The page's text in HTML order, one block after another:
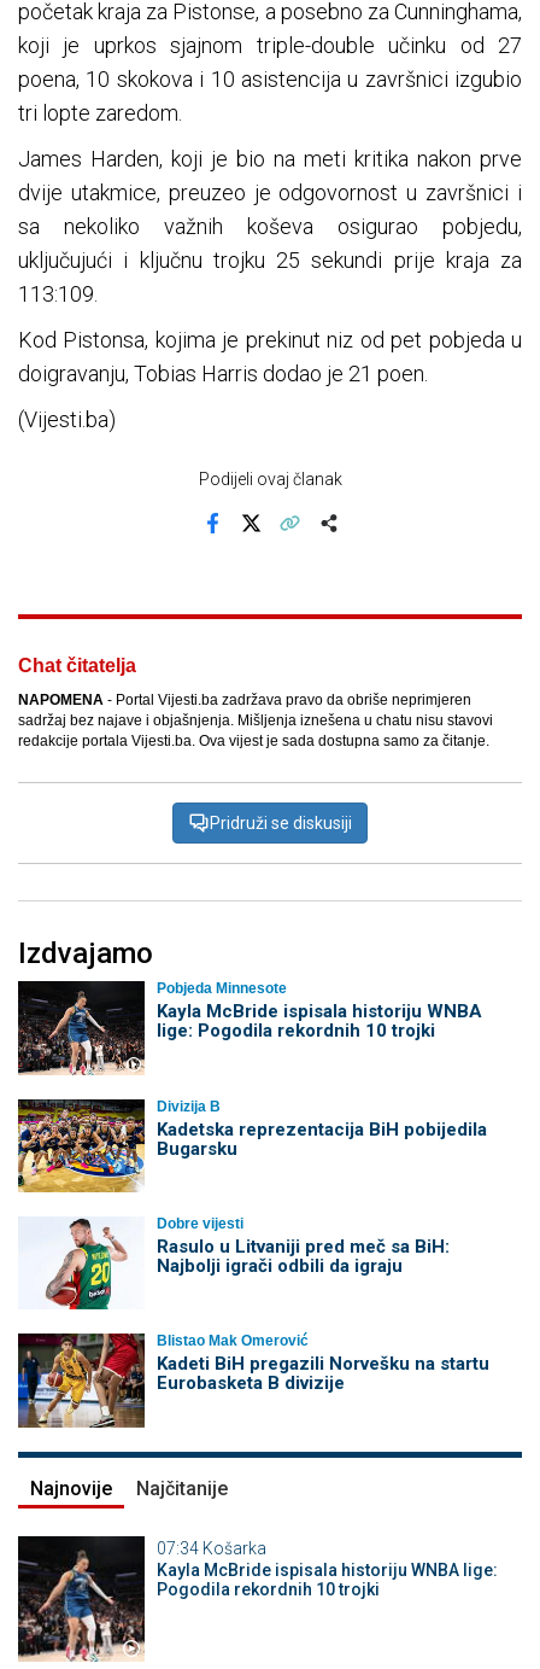
početak kraja za Pistonse, a posebno za Cunninghama,
koji je uprkos sjajnom triple-double učinku od 27
poena, 10 skokova i 10 asistencija u završnici izgubio
tri lopte zaredom.
James Harden, koji je bio na meti kritika nakon prve
dvije utakmice, preuzeo je odgovornost u završnici i
sa nekoliko važnih koševa osigurao pobjedu,
uključujući i ključnu trojku 25 sekundi prije kraja za
113:109.
Kod Pistonsa, kojima je prekinut niz od pet pobjeda u
doigravanju, Tobias Harris dodao je 21 poen.
(Vijesti.ba)
Podijeli ovaj članak
Chat čitatelja
NAPOMENA - Portal Vijesti.ba zadržava pravo da obriše neprimjeren
sadržaj bez najave i objašnjenja. Mišljenja iznešena u chatu nisu stavovi
redakcije portala Vijesti.ba. Ova vijest je sada dostupna samo za čitanje.
Pridruži se diskusiji
Izdvajamo
Pobjeda Minnesote
Kayla McBride ispisala historiju WNBA
lige: Pogodila rekordnih 10 trojki
Divizija B
Kadetska reprezentacija BiH pobijedila
Bugarsku
Dobre vijesti
Rasulo u Litvaniji pred meč sa BiH:
Najbolji igrači odbili da igraju
Blistao Mak Omerović
Kadeti BiH pregazili Norvešku na startu
Eurobasketa B divizije
Najnovije Najčitanije
07:34 Košarka
Kayla McBride ispisala historiju WNBA lige:
Pogodila rekordnih 10 trojki